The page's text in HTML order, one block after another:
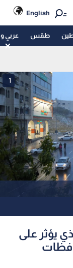
English
طقس عربي
1
يؤثر على